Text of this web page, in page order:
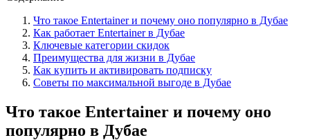
Что такое Entertainer и почему оно популярно в Дубае
Как работает Entertainer в Дубае
Ключевые категории скидок
Преимущества для жизни в Дубае
Как купить и активировать подписку
Советы по максимальной выгоде в Дубае
Что такое Entertainer и почему оно
популярно в Дубае